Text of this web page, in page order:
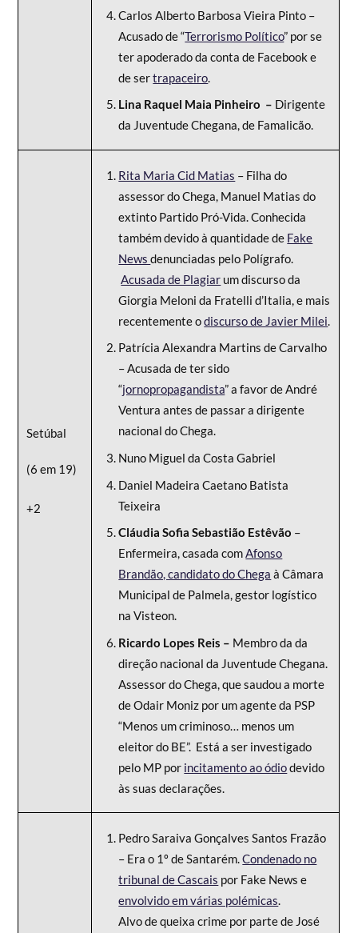
Carlos Alberto Barbosa Vieira Pinto –
Acusado de “Terrorismo Político” por se
ter apoderado da conta de Facebook e
de sertrapaceiro
Lina Raquel Maia Pinheiro – Dirigente
da Juventude Chegana, de Famalicão.
Setúbal
(6 em 19)
+2
Rita Maria Cid Matias – Filha do
assessor do Chega, Manuel Matias do
extinto Partido Pró-Vida. Conhecida
também devido à quantidade de Fake
Newsdenunciadas pelo Polígrafo.
Acusada de Plagiar um discurso da
Giorgia Meloni da Fratelli d’Italia, e mais
recentemente odiscurso de Javier Milei.
Patrícia Alexandra Martins de Carvalho
– Acusada de ter sido
“jornopropagandista” a favor de André
Ventura antes de passar a dirigente
nacional do Chega.
Nuno Miguel da Costa Gabriel
Daniel Madeira Caetano Batista
Teixeira
Cláudia Sofia Sebastião Estêvão –
Enfermeira, casada comAfonso
Brandão, candidato do Chega à Câmara
Municipal de Palmela, gestor logístico
na Visteon.
Ricardo Lopes Reis – Membro da da
direção nacional da Juventude Chegana.
Assessor do Chega, que saudou a morte
de Odair Moniz por um agente da PSP
“Menos um criminoso… menos um
eleitor do BE”. Está a ser investigado
pelo MP por incitamento ao ódiodevido
às suas declarações.
Pedro Saraiva Gonçalves Santos Frazão
– Era o 1º de Santarém.Condenado no
tribunal de Cascais por Fake News e
envolvido em várias polémicas.
Alvo de queixa crime por parte de José